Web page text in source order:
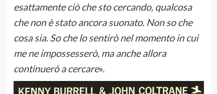
esattamente ciò che sto cercando, qualcosa
che non è stato ancora suonato. Non so che
cosa sia. So che lo sentirò nel momento in cui
me ne impossesserò, ma anche allora
continuerò a cercare».